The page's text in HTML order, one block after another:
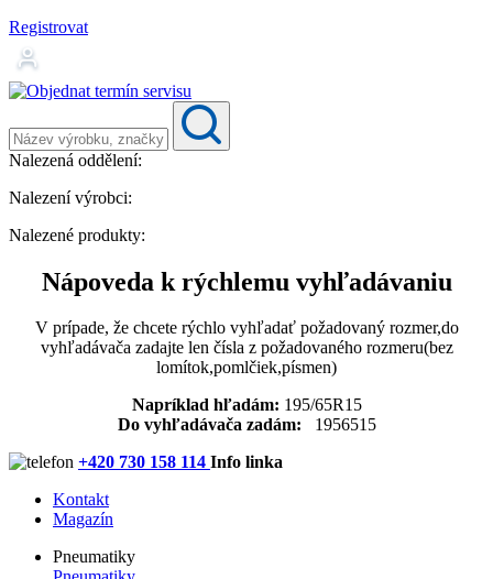
Registrovat
Nalezená oddělení:
Nalezení výrobci:
Nalezené produkty:
Nápoveda k rýchlemu vyhľadávaniu
V prípade, že chcete rýchlo vyhľadať požadovaný rozmer,do
vyhľadávača zadajte len čísla z požadovaného rozmeru(bez
lomítok,pomlčiek,písmen)
Napríklad hľadám: 195/65R15
Do vyhľadávača zadám: 1956515
+420 730 158 114 Info linka
Kontakt
Magazín
Pneumatiky